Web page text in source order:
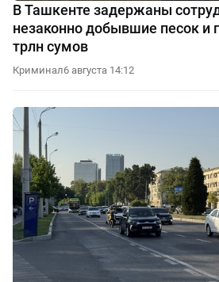
В Ташкенте задержаны
незаконно добывшие песок и
трлн сумов
Криминал6 августа 14:12